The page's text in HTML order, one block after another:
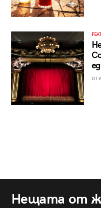
ОТ
Нещата от